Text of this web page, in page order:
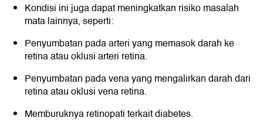
Kondisi ini juga dapat meningkatkan risiko masalah
mata lainnya, seperti:
Penyumbatan pada arteri yang memasok darah ke
retina atau oklusi arteri retina.
Penyumbatan pada vena yang mengalirkan darah dari
retina atau oklusi vena retina.
Memburuknya retinopati terkait diabetes.